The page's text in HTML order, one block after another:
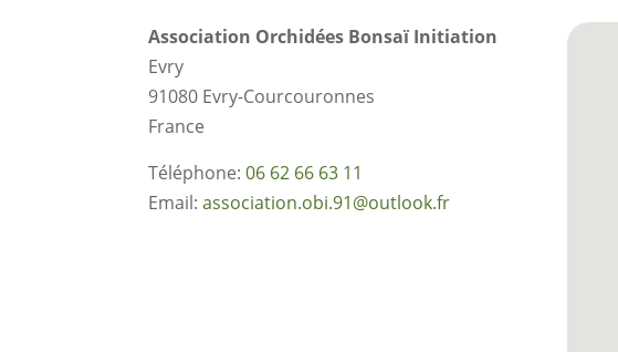
Association Orchidées Bonsaï Initiation
Evry
91080 Evry-Courcouronnes
France
Téléphone:06 62 66 63 11
Email:association.obi.91@outlook.fr